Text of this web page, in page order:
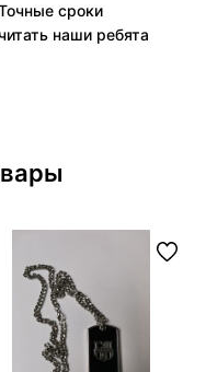
сроки
наши ребята